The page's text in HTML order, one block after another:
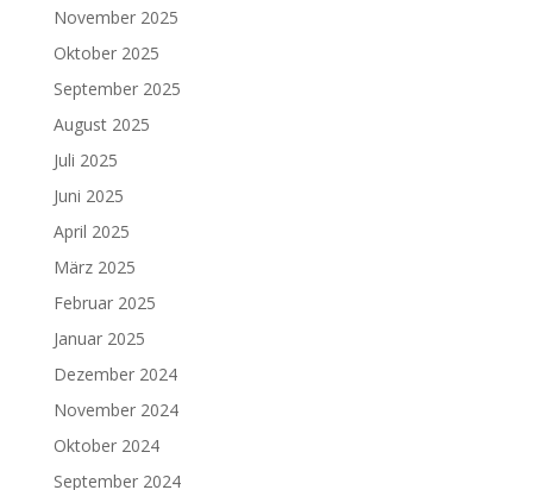
November 2025
Oktober 2025
September 2025
August 2025
Juli 2025
Juni 2025
April 2025
März 2025
Februar 2025
Januar 2025
Dezember 2024
November 2024
Oktober 2024
September 2024